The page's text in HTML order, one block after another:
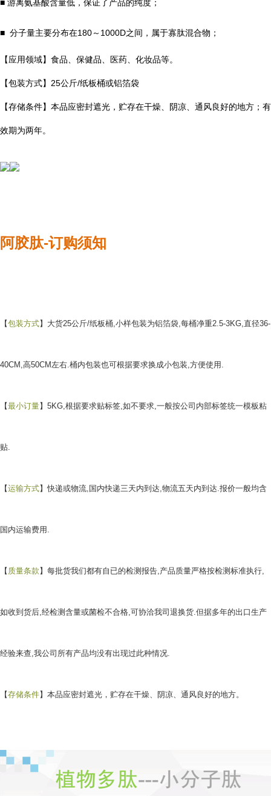
■ 游离氨基酸含量低，保证了产品的纯度；
■ 分子量主要分布在180～1000D之间，属于寡肽混合物；
【应用领域】食品、保健品、医药、化妆品等。
【包装方式】25公斤/纸板桶或铝箔袋
【存储条件】本品应密封遮光，贮存在干燥、阴凉、通风良好的地方；有
效期为两年。
阿胶肽-订购须知
【包装方式】大货25公斤/纸板桶,小样包装为铝箔袋,每桶净重2.5-3KG,直径36-
40CM,高50CM左右.桶内包装也可根据要求换成小包装,方便使用.
【最小订量】5KG,根据要求贴标签,如不要求,一般按公司内部标签统一模板粘
贴.
【运输方式】快递或物流,国内快递三天内到达,物流五天内到达.报价一般均含
国内运输费用.
【 质量条款 】每批货我们都有自已的检测报告,产品质量严格按检测标准执行,
如收到货后,经检测含量或菌检不合格,可协洽我司退换货.但据多年的出口生产
经验来查,我公司所有产品均没有出现过此种情况.
【存储条件】本品应密封遮光，贮存在干燥、阴凉、通风良好的地方。